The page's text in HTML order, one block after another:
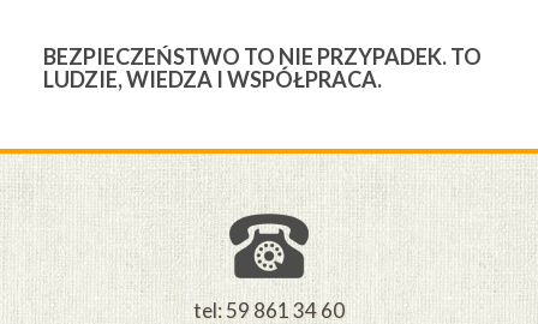
BEZPIECZEŃSTWO TO NIE PRZYPADEK. TO
LUDZIE, WIEDZA I WSPÓŁPRACA.
tel: 59 861 34 60